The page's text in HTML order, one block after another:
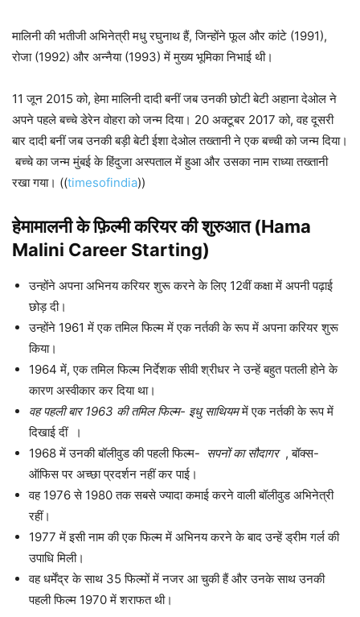
मालिनी की भतीजी अभिनेत्री मधु रघुनाथ हैं, जिन्होंने फूल और कांटे (1991),
रोजा (1992) और अन्नैया (1993) में मुख्य भूमिका निभाई थी।
11 जून 2015 को, हेमा मालिनी दादी बनीं जब उनकी छोटी बेटी अहाना देओल ने
अपने पहले बच्चे डेरेन वोहरा को जन्म दिया। 20 अक्टूबर 2017 को, वह दूसरी
बार दादी बनीं जब उनकी बड़ी बेटी ईशा देओल तख्तानी ने एक बच्ची को जन्म दिया।
बच्चे का जन्म मुंबई के हिंदुजा अस्पताल में हुआ और उसका नाम राध्या तख्तानी
रखा गया। ((timesofindia))
हेमामालनीके फ़िल्मी करियर की शुरुआत (Hama
Malini Career Starting)
उन्होंने अपना अभिनय करियर शुरू करने के लिए 12वीं कक्षा में अपनी पढ़ाई
छोड़ दी।
उन्होंने 1961 में एक तमिल फिल्म में एक नर्तकी के रूप में अपना करियर शुरू
किया।
1964 में, एक तमिल फिल्म निर्देशक सीवी श्रीधर ने उन्हें बहुत पतली होने के
कारण अस्वीकार कर दिया था।
वह पहली बार 1963 की तमिल फिल्म- इधु साथियममें एक नर्तकी के रूप में
दिखाई दीं ।
1968 में उनकी बॉलीवुड की पहली फिल्म- सपनों का सौदागर , बॉक्स-
ऑफिस पर अच्छा प्रदर्शन नहीं कर पाई।
वह 1976 से 1980 तक सबसे ज्यादा कमाई करने वाली बॉलीवुड अभिनेत्री
रहीं।
1977 में इसी नाम की एक फिल्म में अभिनय करने के बाद उन्हें ड्रीम गर्ल की
उपाधि मिली।
वह धर्मेंद्र के साथ 35 फिल्मों में नजर आ चुकी हैं और उनके साथ उनकी
पहली फिल्म 1970 में शराफत थी।